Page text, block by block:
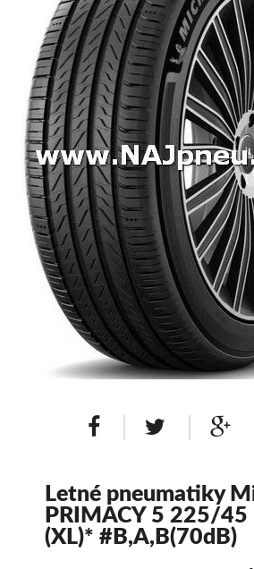
Dodávkové + malé úžitkové
Celoročné pneumatiky
Osobné/crossover + malé úžitkové
SUV/crossover + OFFRoad-ové
Dodávkové + malé úžitkové
Disky
Hliníkové / ALU disky / Elektróny
Plechové
Puklice na kolesá Kontakt
Letné pneumatiky
PRIMACY 5 225/
(XL)* #B,A,B(70dB)